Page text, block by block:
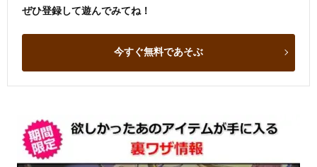
ぜひ登録して遊んでみてね！
今すぐ無料であそぶ